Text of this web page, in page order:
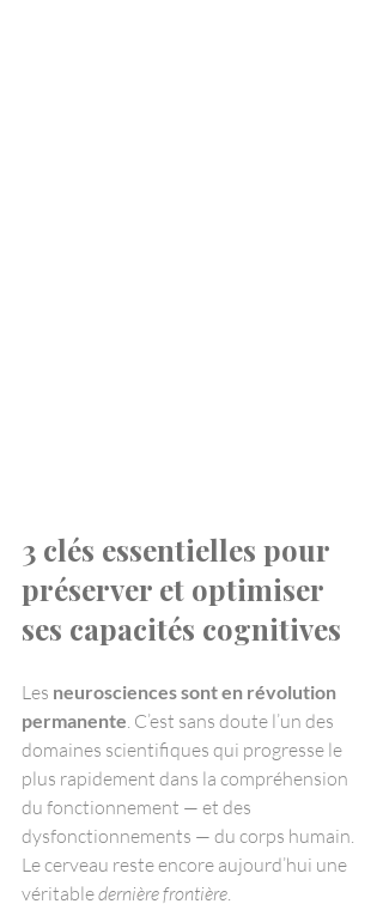
3 clés essentielles pour
préserver et optimiser
ses capacités cognitives
Les neurosciences sont en révolution
permanente . C’est sans doute l’un des
domaines scientifiques qui progresse le
plus rapidement dans la compréhension
du fonctionnement — et des
dysfonctionnements — du corps humain.
Le cerveau reste encore aujourd’hui une
véritable dernière frontière